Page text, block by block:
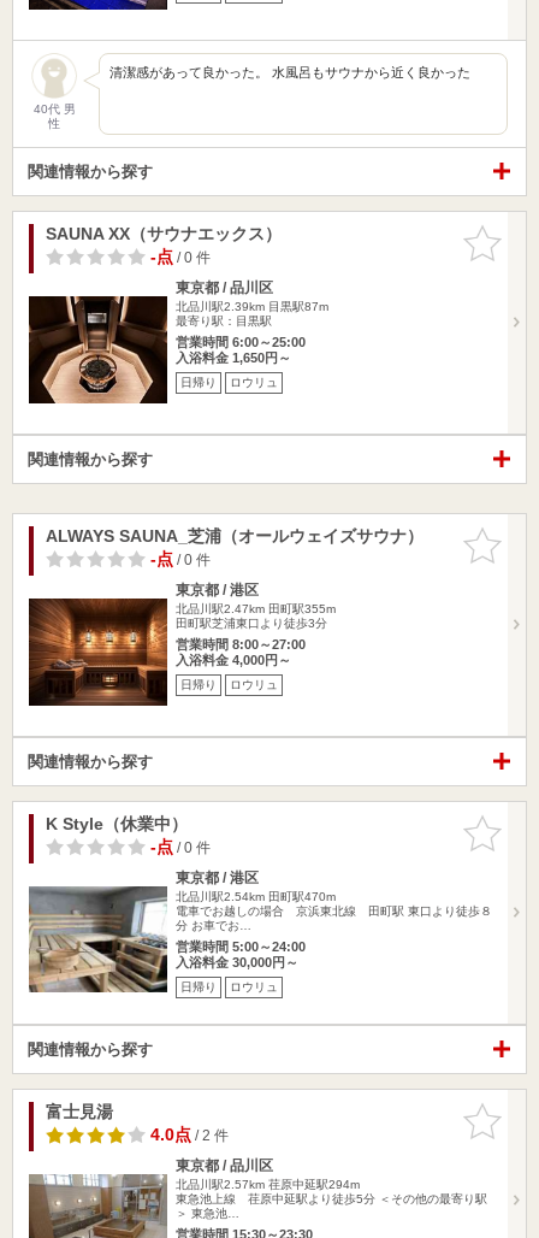
40代 男
性
清潔感があって良かった。 水風呂もサウナから近く良かった
関連情報から探す
お気に入
りに追加
SAUNA XX（サウナエックス）
-点/ 0 件
東京都 / 品川区
北品川駅2.39km 目黒駅87m
最寄り駅：目黒駅
営業時間 6:00～25:00
入浴料金 1,650円～
日帰り ロウリュ
関連情報から探す
お気に入
りに追加
ALWAYS SAUNA_芝浦（オールウェイズサウナ）
-点/ 0 件
東京都 / 港区
北品川駅2.47km 田町駅355m
田町駅芝浦東口より徒歩3分
営業時間 8:00～27:00
入浴料金 4,000円～
日帰り ロウリュ
関連情報から探す
お気に入
りに追加
K Style（休業中）
-点/ 0 件
東京都 / 港区
北品川駅2.54km 田町駅470m
電車でお越しの場合 京浜東北線 田町駅 東口より徒歩８
分 お車でお…
営業時間 5:00～24:00
入浴料金 30,000円～
日帰り ロウリュ
関連情報から探す
お気に入
りに追加
富士見湯
4.0点/ 2 件
東京都 / 品川区
北品川駅2.57km 荏原中延駅294m
東急池上線 荏原中延駅より徒歩5分 ＜その他の最寄り駅
＞ 東急池…
営業時間 15:30～23:30